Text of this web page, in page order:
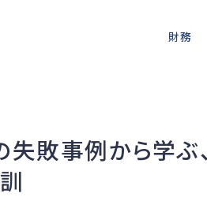
財務
資産売却
失敗事例から学ぶ